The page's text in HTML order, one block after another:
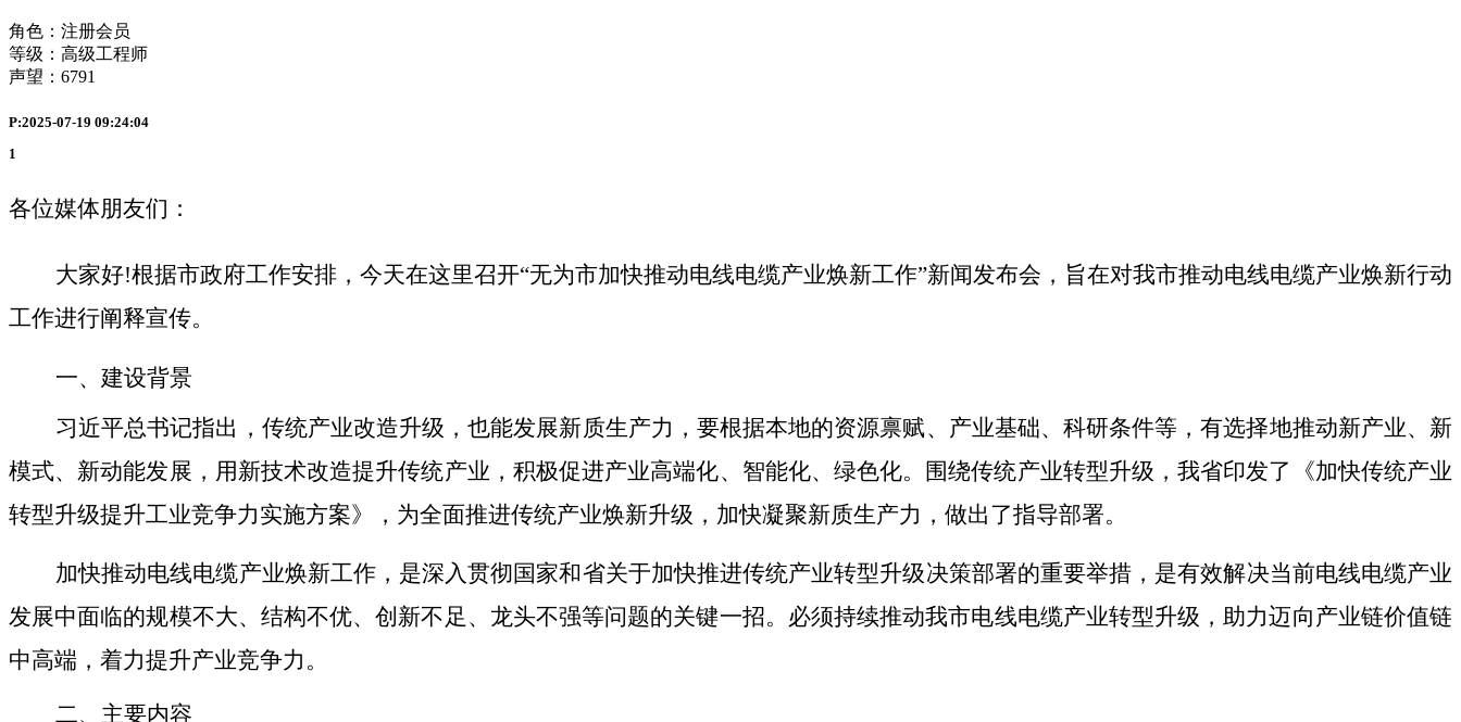
角色：注册会员
等级：高级工程师
声望： 6791
P:2025-07-19 09:24:04
1
各位媒体朋友们：
大家好!根据市政府工作安排，今天在这里召开“无为市加快推动电线电缆产业焕新工作”新闻发布会，旨在对我市推动电线电缆产业焕新行动
工作进行阐释宣传。
一、建设背景
习近平总书记指出，传统产业改造升级，也能发展新质生产力，要根据本地的资源禀赋、产业基础、科研条件等，有选择地推动新产业、新
模式、新动能发展，用新技术改造提升传统产业，积极促进产业高端化、智能化、绿色化。围绕传统产业转型升级，我省印发了《加快传统产业
转型升级提升工业竞争力实施方案》，为全面推进传统产业焕新升级，加快凝聚新质生产力， 做出了指导部署。
加快推动电线电缆产业焕新工作，是深入贯彻国家和省关于加快推进传统产业转型升级决策部署的重要举措 ， 是有效解决当前电线电缆产业
发展中面临的规模不大、结构不优、创新不足、龙头不强等问题的关键一招。必须持续推动我市电线电缆产业转型升级，助力迈向产业链价值链
中高端， 着力提升产业竞争力 。
二、 主要内容